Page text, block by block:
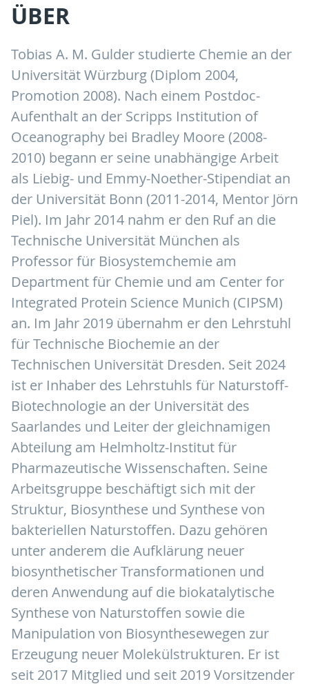
ÜBER
Tobias A. M. Gulder studierte Chemie an der
Universität Würzburg (Diplom 2004,
Promotion 2008). Nach einem Postdoc-
Aufenthalt an der Scripps Institution of
Oceanography bei Bradley Moore (2008-
2010) begann er seine unabhängige Arbeit
als Liebig- und Emmy-Noether-Stipendiat an
der Universität Bonn (2011-2014, Mentor Jörn
Piel). Im Jahr 2014 nahm er den Ruf an die
Technische Universität München als
Professor für Biosystemchemie am
Department für Chemie und am Center for
Integrated Protein Science Munich (CIPSM)
an. Im Jahr 2019 übernahm er den Lehrstuhl
für Technische Biochemie an der
Technischen Universität Dresden. Seit 2024
ist er Inhaber des Lehrstuhls für Naturstoff-
Biotechnologie an der Universität des
Saarlandes und Leiter der gleichnamigen
Abteilung am Helmholtz-Institut für
Pharmazeutische Wissenschaften. Seine
Arbeitsgruppe beschäftigt sich mit der
Struktur, Biosynthese und Synthese von
bakteriellen Naturstoffen. Dazu gehören
unter anderem die Aufklärung neuer
biosynthetischer Transformationen und
deren Anwendung auf die biokatalytische
Synthese von Naturstoffen sowie die
Manipulation von Biosynthesewegen zur
Erzeugung neuer Molekülstrukturen. Er ist
seit 2017 Mitglied und seit 2019 Vorsitzender